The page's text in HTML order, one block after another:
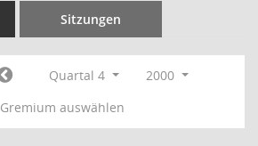
Sitzungen
Quartal 4
2000
Gremium auswählen